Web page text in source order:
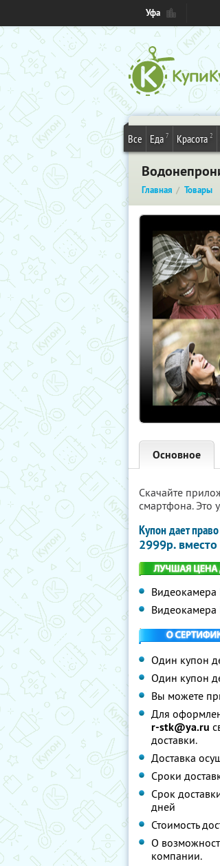
Уфа
Все Еда 7 Красота 2
Главная Товары
Основное
Скачайте
смартфона. Это
Купон дает
2999р. вместо
Видеокамера
Видеокамера
Один купон
Один купон
Вы можете
Для
r-stk@ya.ru
доставки.
Доставка
Сроки
Срок
дней
Стоимость
О
компании.